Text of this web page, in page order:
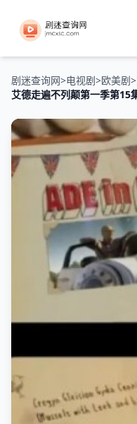
剧迷查询网>电视剧>欧美剧>
艾德走遍不列颠第一季第15